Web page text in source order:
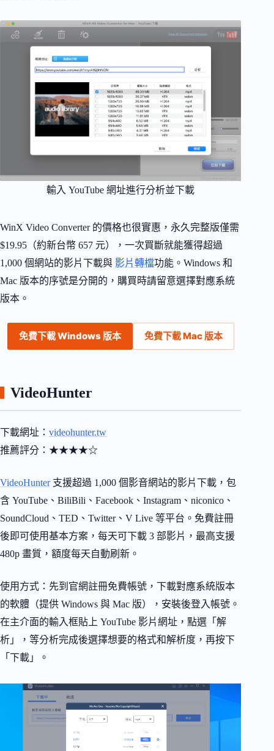
輸入 YouTube 網址進行分析並下載
WinX Video Converter 的價格也很實惠，永久完整版僅需
$19.95（約新台幣 657 元），一次買斷就能獲得超過
1,000 個網站的影片下載與 影片轉檔功能。Windows 和
Mac 版本的序號是分開的，購買時請留意選擇對應系統
版本。
免費下載 Windows 版本 免費下載 Mac 版本
VideoHunter
下載網址： videohunter.tw
推薦評分：★★★★☆
VideoHunter支援超過 1,000 個影音網站的影片下載，包
含 YouTube、BiliBili、Facebook、Instagram、niconico、
SoundCloud、TED、Twitter、V Live 等平台。免費註冊
後即可使用基本方案，每天可下載 3 部影片，最高支援
480p 畫質，額度每天自動刷新。
使用方式：先到官網註冊免費帳號，下載對應系統版本
的軟體（提供 Windows 與 Mac 版），安裝後登入帳號。
在主介面的輸入框貼上 YouTube 影片網址，點選「解
析」，等分析完成後選擇想要的格式和解析度，再按下
「下載」。